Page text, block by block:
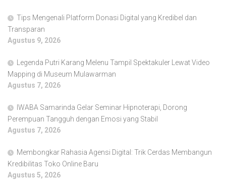
Tips Mengenali Platform Donasi Digital yang Kredibel dan
Transparan
Agustus 9, 2026
Legenda Putri Karang Melenu Tampil Spektakuler Lewat Video
Mapping di Museum Mulawarman
Agustus 7, 2026
IWABA Samarinda Gelar Seminar Hipnoterapi, Dorong
Perempuan Tangguh dengan Emosi yang Stabil
Agustus 7, 2026
Membongkar Rahasia Agensi Digital: Trik Cerdas Membangun
Kredibilitas Toko Online Baru
Agustus 5, 2026